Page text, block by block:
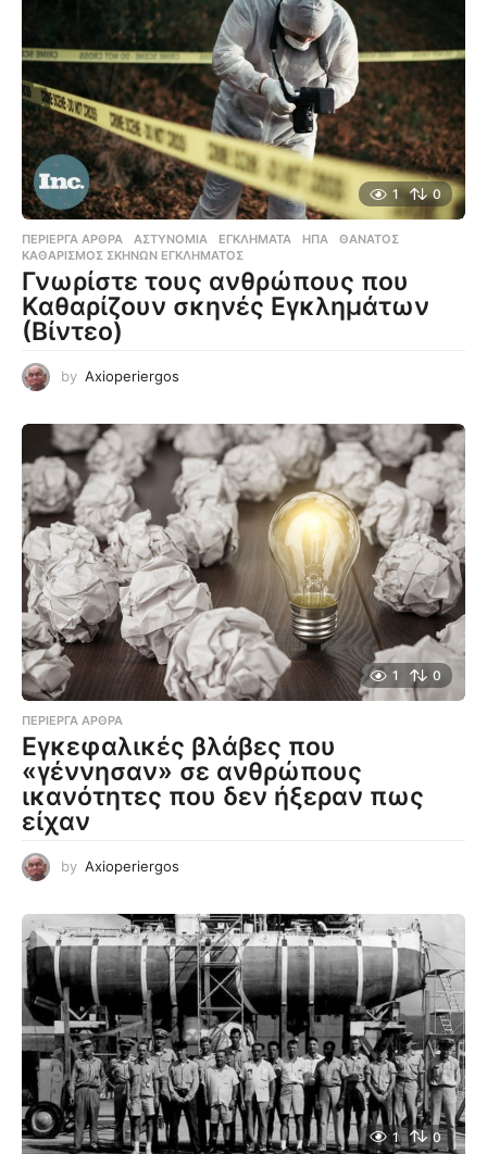
1 0
ΠΕΡΊΕΡΓΑ ΆΡΘΡΑ ΑΣΤΥΝΟΜΊΑ ,ΕΓΚΛΉΜΑΤΑ ,ΗΠΑ ,ΘΆΝΑΤΟΣ
ΚΑΘΑΡΙΣΜΌΣ ΣΚΗΝΏΝ ΕΓΚΛΉΜΑΤΟΣ
Γνωρίστε τους ανθρώπους που
Καθαρίζουν σκηνές Εγκλημάτων
(Βίντεο)
by Axioperiergos
1 0
ΠΕΡΊΕΡΓΑ ΆΡΘΡΑ
Εγκεφαλικές βλάβες που
«γέννησαν» σε ανθρώπους
ικανότητες που δεν ήξεραν πως
είχαν
by Axioperiergos
1 0